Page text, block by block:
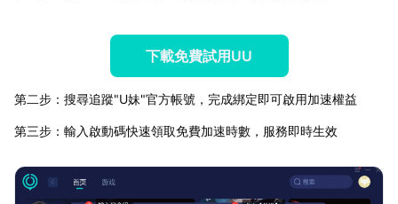
下載免費試用UU
第二步：搜尋追蹤"U妹"官方帳號，完成綁定即可啟用加速權益
第三步：輸入啟動碼快速領取免費加速時數，服務即時生效